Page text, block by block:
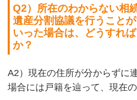
Q2）所在のわからない相
遺産分割協議を行うこと
いった場合は、どうすれ
か？
A2 ）現在の住所が分からずに
場合には戸籍を辿って、現在